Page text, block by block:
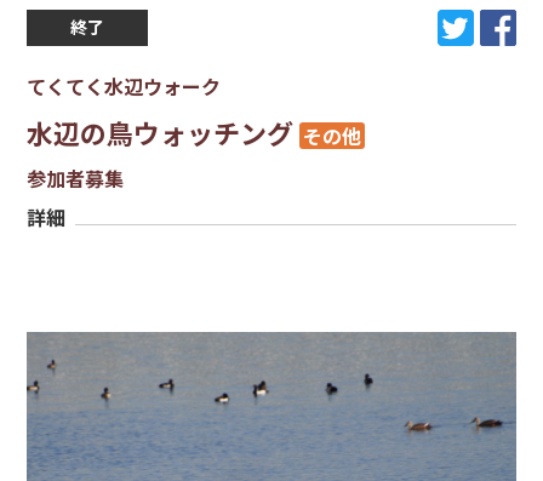
終了
てくてく水辺ウォーク
水辺の鳥ウォッチング その他
参加者募集
詳細